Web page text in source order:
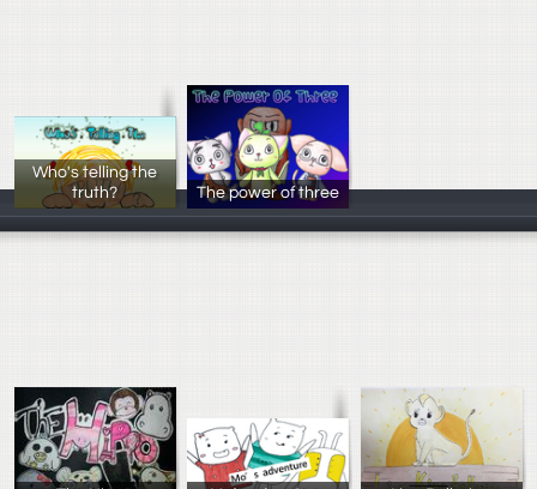
Who's telling the
truth?
張佳富，李季芙
The power of three
鄭昀杰 李幸恩